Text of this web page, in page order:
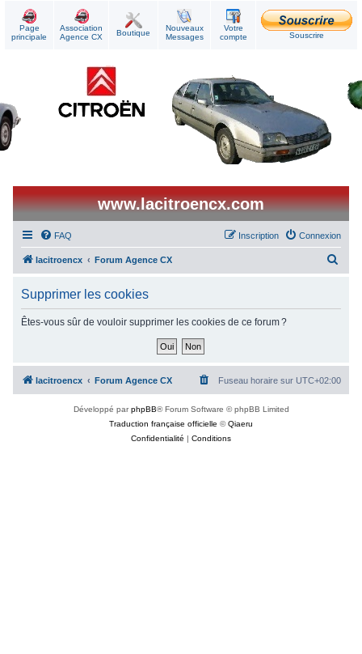
Page
principale
Association
Agence CX
Boutique
Nouveaux
Messages
Votre
compte
Souscrire
www.lacitroencx.com
FAQ Connexion
Inscription
lacitroencx Forum Agence CX
c
h
Supprimer les cookies
Êtes-vous sûr de vouloir supprimer les cookies de ce forum ?
lacitroencx Forum Agence CX Fuseau horaire sur UTC+02:00
Développé parphpBB® Forum Software © phpBB Limited
Traduction française officielle ©Qiaeru
Confidentialité | Conditions